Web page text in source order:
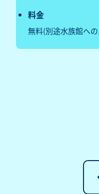
料金
無料(別途水族館へ